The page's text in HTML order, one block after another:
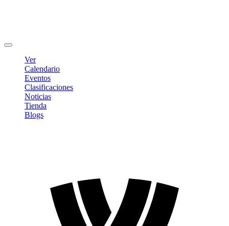
Ver
Calendario
Eventos
Clasificaciones
Noticias
Tienda
Blogs